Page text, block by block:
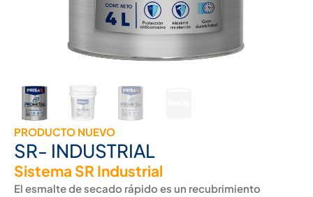
PRODUCTO NUEVO
SR- INDUSTRIAL
Sistema SR Industrial
El esmalte de secado rápido es un recubrimiento